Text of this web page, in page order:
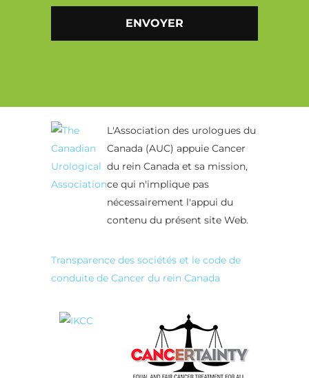
L'Association des urologues du
Canada (AUC) appuie Cancer
du rein Canada et sa mission,
ce qui n'implique pas
nécessairement l'appui du
contenu du présent site Web.
Transparence des sociétés et le code de
conduite de Cancer du rein Canada